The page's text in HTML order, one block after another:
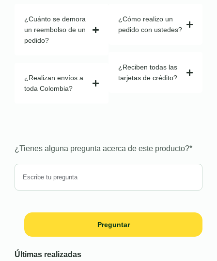
¿Cuánto se demora
un reembolso de un
pedido?
¿Realizan envíos a
toda Colombia?
¿Cómo realizo un
pedido con ustedes?
¿Reciben todas las
tarjetas de crédito?
¿Tienes alguna pregunta acerca de este producto?*
Preguntar
Últimas realizadas